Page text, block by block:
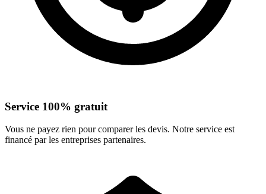
Service 100% gratuit
Vous ne payez rien pour comparer les devis. Notre service est
financé par les entreprises partenaires.